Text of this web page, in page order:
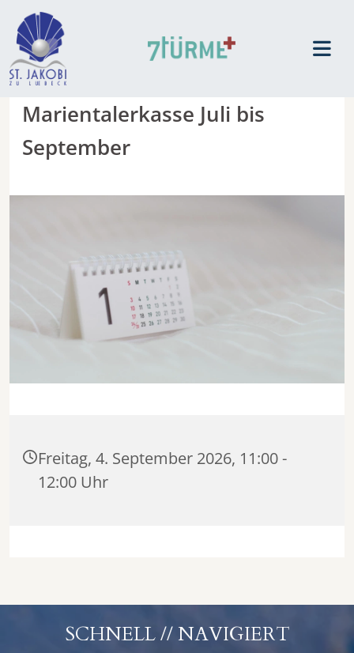
Marientalerkasse Juli bis
September
Freitag, 4. September 2026, 11:00 -
12:00 Uhr
SCHNELL // NAVIGIERT